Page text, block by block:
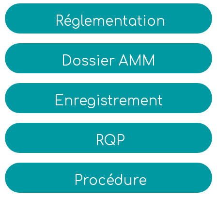
Réglementation
Dossier AMM
Enregistrement
RQP
Procédure